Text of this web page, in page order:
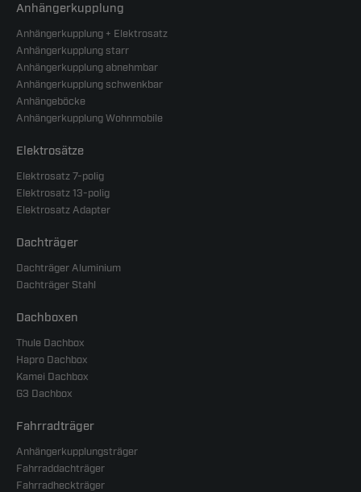
Anhängerkupplung
Anhängerkupplung + Elektrosatz
Anhängerkupplung starr
Anhängerkupplung abnehmbar
Anhängerkupplung schwenkbar
Anhängeböcke
Anhängerkupplung Wohnmobile
Elektrosätze
Elektrosatz 7-polig
Elektrosatz 13-polig
Elektrosatz Adapter
Dachträger
Dachträger Aluminium
Dachträger Stahl
Dachboxen
Thule Dachbox
Hapro Dachbox
Kamei Dachbox
G3 Dachbox
Fahrradträger
Anhängerkupplungsträger
Fahrraddachträger
Fahrradheckträger